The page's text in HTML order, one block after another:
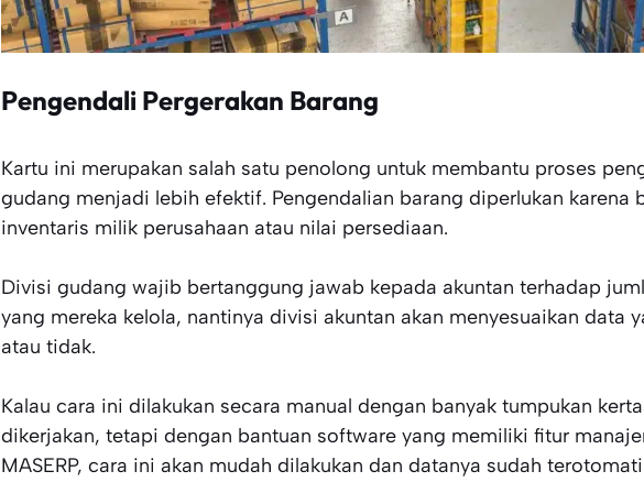
Pengendali Pergerakan Barang
Kartu ini merupakan salah satu penolong untuk membantu proses
gudang menjadi lebih efektif. Pengendalian barang diperlukan karena
inventaris milik perusahaan atau nilai persediaan.
Divisi gudang wajib bertanggung jawab kepada akuntan terhadap
yang mereka kelola, nantinya divisi akuntan akan menyesuaikan data
atau tidak.
Kalau cara ini dilakukan secara manual dengan banyak tumpukan
dikerjakan, tetapi dengan bantuan software yang memiliki fitur
MASERP, cara ini akan mudah dilakukan dan datanya sudah